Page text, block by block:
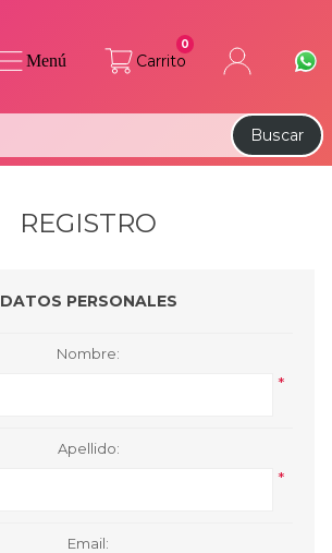
Carrito
0
Buscar
Menú
REGISTRO
DATOS PERSONALES
Nombre:
*
Apellido:
*
Email: